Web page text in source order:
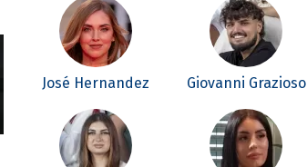
José Hernandez Giovanni Grazioso